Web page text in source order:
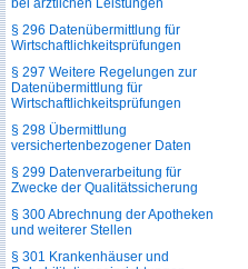
bei ärztlichen Leistungen
§ 296 Datenübermittlung für
Wirtschaftlichkeitsprüfungen
§ 297 Weitere Regelungen zur
Datenübermittlung für
Wirtschaftlichkeitsprüfungen
§ 298 Übermittlung
versichertenbezogener Daten
§ 299 Datenverarbeitung für
Zwecke der Qualitätssicherung
§ 300 Abrechnung der Apotheken
und weiterer Stellen
§ 301 Krankenhäuser und